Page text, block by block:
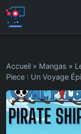
Accueil » Mangas »
Piece : Un Voyage